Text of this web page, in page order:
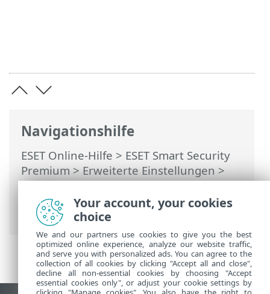
Navigationshilfe
ESET Online-Hilfe > ESET Smart Security
Premium>Erweiterte Einstellungen>
Schutzfunktionen>Gerätesteuerung>
Regel-Editor für die Medienkontrolle>
Erkannte Geräte
Your account, your cookies
choice
We and our partners use cookies to give you the best
optimized online experience, analyze our website traffic,
and serve you with personalized ads. You can agree to the
collection of all cookies by clicking "Accept all and close",
decline all non-essential cookies by choosing "Accept
essential cookies only", or adjust your cookie settings by